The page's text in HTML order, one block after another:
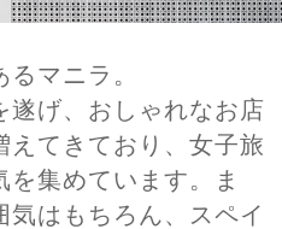
マニラ。
遂げ、おしゃれなお店
えてきており、女子旅
集めています。ま
はもちろん、スペイ